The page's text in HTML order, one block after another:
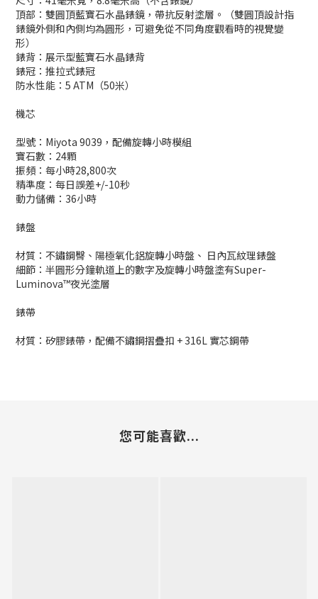
頂部：雙圓頂藍寶石水晶錶鏡，帶抗反射塗層。（雙圓頂設計指
錶鏡外側和內側均為圓形，可避免從不同角度觀看時的視覺變
形）
錶背：展示型藍寶石水晶錶背
錶冠：推拉式錶冠
防水性能：5 ATM（50米）
機芯
型號：Miyota 9039，配備旋轉小時模組
寶石數：24顆
振頻：每小時28,800次
精準度：每日誤差+/-10秒
動力儲備：36小時
錶盤
材質：不鏽鋼臀、陽極氧化鋁旋轉小時盤、 日內瓦紋理錶盤
細節：半圓形分鐘軌道上的數字及旋轉小時盤塗有Super-
Luminova™夜光塗層
錶帶
材質：矽膠錶帶，配備不鏽鋼摺疊扣 + 316L 實芯鋼帶
您可能喜歡...